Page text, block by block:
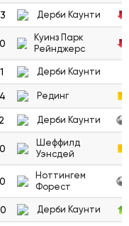
3 Дерби Каунти
0
Куинз Парк
Рейнджерс
1 Дерби Каунти
4 Рединг
2 Дерби Каунти
0
Шеффилд
Уэнсдей
0
Ноттингем
Форест
0 Дерби Каунти